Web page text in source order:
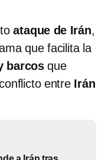
ataque de Irán,
que facilita la
barcosque
entre Irán